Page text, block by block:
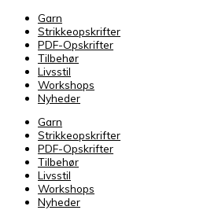
Garn
Strikkeopskrifter
PDF-Opskrifter
Tilbehør
Livsstil
Workshops
Nyheder
Garn
Strikkeopskrifter
PDF-Opskrifter
Tilbehør
Livsstil
Workshops
Nyheder
0047
antal